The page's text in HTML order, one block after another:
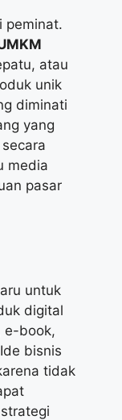
peminat.
atau
unik
diminati
yang
media
pasar
untuk
digital
e-book,
bisnis
tidak